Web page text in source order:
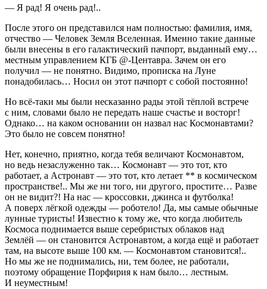
— Я рад! Я очень рад!..
После этого он представился нам полностью: фамилия, имя,
отчество — Человек Земля Вселенная. Именно такие данные
были внесены в его галактический пачпорт, выданный ему…
местным управлением КГБ @-Центавра. Зачем он его
получил — не понятно. Видимо, прописка на Луне
понадобилась… Носил он этот пачпорт с собой постоянно!
Но всё-таки мы были несказанно рады этой тёплой встрече
с ним, словами было не передать наше счастье и восторг!
Однако… на каком основании он назвал нас Космонавтами?
Это было не совсем понятно!
Нет, конечно, приятно, когда тебя величают Космонавтом,
но ведь незаслуженно так… Космонавт — это тот, кто
работает, а Астронавт — это тот, кто летает ** в космическом
пространстве!.. Мы же ни того, ни другого, простите… Разве
он не видит?! На нас — кроссовки, джинса и футболка!
А поверх лёгкой одежды — роботело! Да, мы самые обычные
лунные туристы! Известно к тому же, что когда любитель
Космоса поднимается выше серебристых облаков над
Землёй — он становится Астронавтом, а когда ещё и работает
там, на высоте выше 100 км. — Космонавтом становится!..
Но мы же не поднимались, ни, тем более, не работали,
поэтому обращение Порфирия к нам было… лестным.
И неуместным!